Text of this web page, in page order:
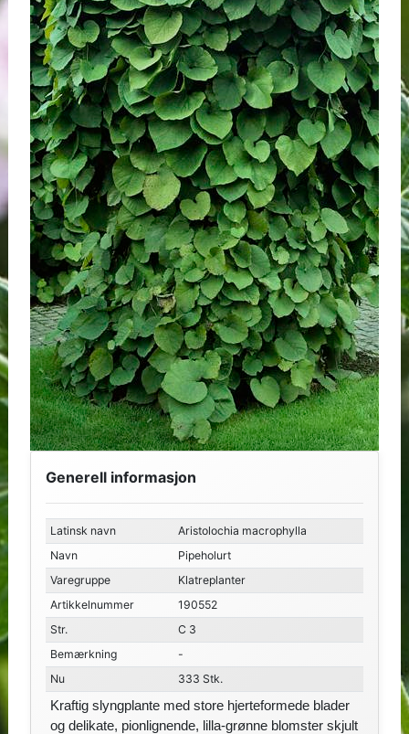
Generell informasjon
Latinsk navn
Aristolochia macrophylla
Navn
Pipeholurt
Varegruppe
Klatreplanter
Artikkelnummer
190552
Str.
C 3
Bemærkning
-
Nu
333 Stk.
Kraftig slyngplante med store hjerteformede blader
og delikate, pionlignende, lilla-grønne blomster skjult